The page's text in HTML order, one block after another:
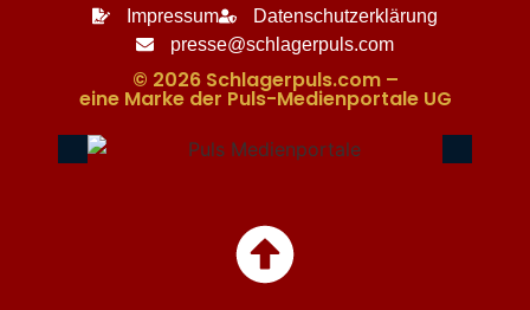
Impressum
Datenschutzerklärung
presse@schlagerpuls.com
© 2026 Schlagerpuls.com –
eine Marke der Puls-Medienportale UG​